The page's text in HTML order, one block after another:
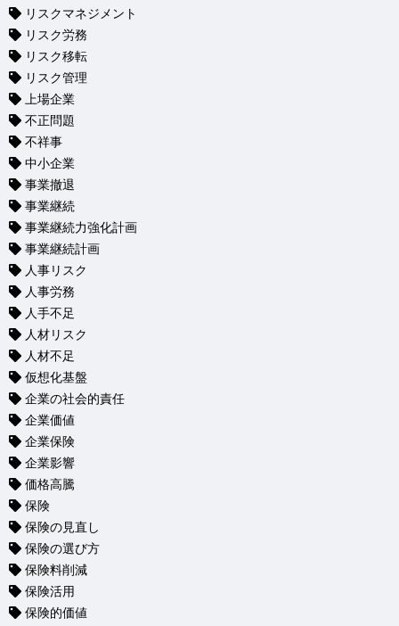
リスクマネジメント
リスク労務
リスク移転
リスク管理
上場企業
不正問題
不祥事
中小企業
事業撤退
事業継続
事業継続力強化計画
事業継続計画
人事リスク
人事労務
人手不足
人材リスク
人材不足
仮想化基盤
企業の社会的責任
企業価値
企業保険
企業影響
価格高騰
保険
保険の見直し
保険の選び方
保険料削減
保険活用
保険的価値